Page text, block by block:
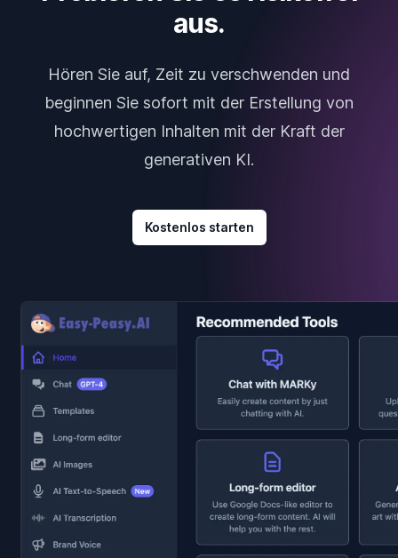
aus.
Hören Sie auf, Zeit zu verschwenden und
beginnen Sie sofort mit der Erstellung von
hochwertigen Inhalten mit der Kraft der
generativen KI.
Kostenlos starten